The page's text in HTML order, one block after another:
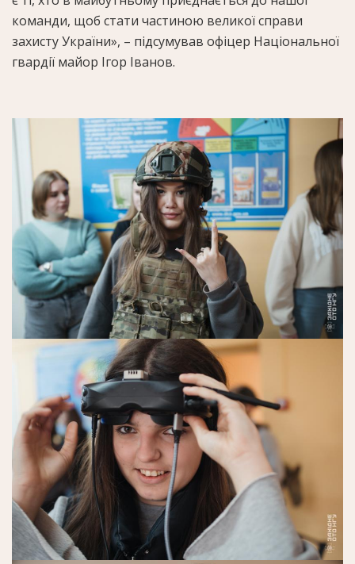
команди, щоб стати частиною великої справи
захисту України», – підсумував офіцер Національної
гвардії майор Ігор Іванов.